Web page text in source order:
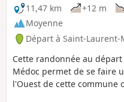
11,47 km
+12 m
Moyenne
Départ à Saint-Laurent-
Cette randonnée au
Médoc permet de se faire
l'Ouest de cette commune